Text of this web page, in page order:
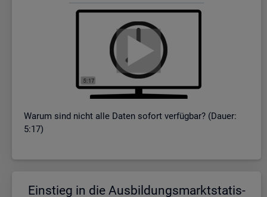
Warum sind nicht alle Daten so­fort ver­füg­bar? (Dauer:
5:17)
Ein­stieg in die Aus­bil­dungs­markt­sta­tis­